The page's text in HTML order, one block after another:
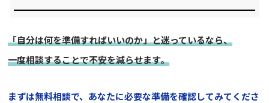
「自分は何を準備すればいいのか」と迷っているなら、
一度相談することで不安を減らせます。
まずは無料相談で、あなたに必要な準備を確認してみてくださ